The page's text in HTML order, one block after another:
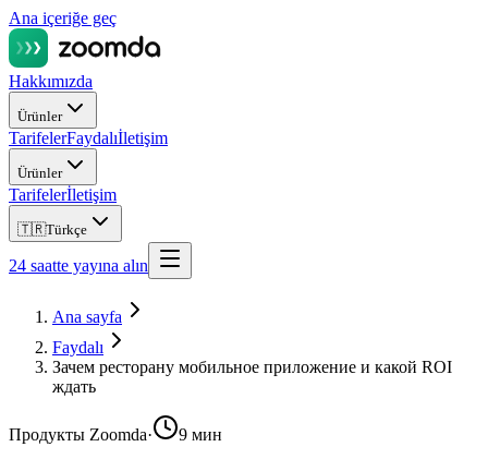
Ana içeriğe geç
Hakkımızda
Ürünler
TarifelerFaydalıİletişim
Ürünler
Tarifelerİletişim
🇹🇷Türkçe
24 saatte yayına alın
Ana sayfa
Faydalı
Зачем ресторану мобильное приложение и какой ROI
ждать
Продукты Zoomda· 9 мин